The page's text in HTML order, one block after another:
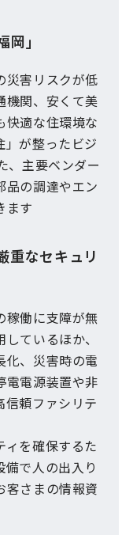
」
災害リスクが低
機関、安くて美
快適な住環境な
」が整ったビジ
、主要ベンダー
品の調達やエン
ます
重なセキュリ
稼働に支障が無
ているほか、
化、災害時の電
電電源装置や非
信頼ファシリテ
ィを確保するた
で人の出入り
客さまの情報資